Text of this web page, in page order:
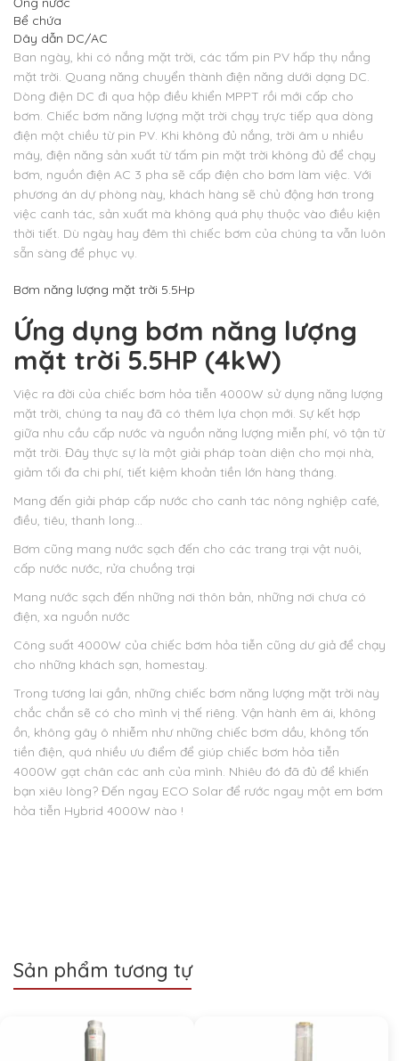
Bể chứa
Dây dẫn DC/AC
Ban ngày, khi có nắng mặt trời, các tấm pin PV hấp thụ nắng
mặt trời. Quang năng chuyển thành điện năng dưới dạng DC.
Dòng điện DC đi qua hộp điều khiển MPPT rồi mới cấp cho
bơm. Chiếc bơm năng lượng mặt trời chạy trực tiếp qua dòng
điện một chiều từ pin PV. Khi không đủ nắng, trời âm u nhiều
mây, điện năng sản xuất từ tấm pin mặt trời không đủ để chạy
bơm, nguồn điện AC 3 pha sẽ cấp điện cho bơm làm việc. Với
phương án dự phòng này, khách hàng sẽ chủ động hơn trong
việc canh tác, sản xuất mà không quá phụ thuộc vào điều kiện
thời tiết. Dù ngày hay đêm thì chiếc bơm của chúng ta vẫn luôn
sẵn sàng để phục vụ.
Bơm năng lượng mặt trời 5.5Hp
Ứng dụng bơm năng lượng
mặt trời 5.5HP (4kW)
Việc ra đời của chiếc bơm hỏa tiễn 4000W sử dụng năng lượng
mặt trời, chúng ta nay đã có thêm lựa chọn mới. Sự kết hợp
giữa nhu cầu cấp nước và nguồn năng lượng miễn phí, vô tận từ
mặt trời. Đây thực sự là một giải pháp toàn diện cho mọi nhà,
giảm tối đa chi phí, tiết kiệm khoản tiền lớn hàng tháng.
Mang đến giải pháp cấp nước cho canh tác nông nghiệp café,
điều, tiêu, thanh long…
Bơm cũng mang nước sạch đến cho các trang trại vật nuôi,
cấp nước nước, rửa chuồng trại
Mang nước sạch đến những nơi thôn bản, những nơi chưa có
điện, xa nguồn nước
Công suất 4000W của chiếc bơm hỏa tiễn cũng dư giả để chạy
cho những khách sạn, homestay.
Trong tương lai gần, những chiếc bơm năng lượng mặt trời này
chắc chắn sẽ có cho mình vị thế riêng. Vận hành êm ái, không
ồn, không gây ô nhiễm như những chiếc bơm dầu, không tốn
tiền điện, quá nhiều ưu điểm để giúp chiếc bơm hỏa tiễn
4000W gạt chân các anh của mình. Nhiêu đó đã đủ để khiến
bạn xiêu lòng? Đến ngay ECO Solar để rước ngay một em bơm
hỏa tiễn Hybrid 4000W nào !
Sản phẩm tương tự